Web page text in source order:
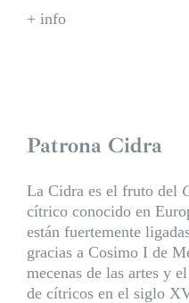
+ info
Patrona Cidra
La Cidra es el fruto del
cítrico conocido en
están fuertemente
gracias a Cosimo I de
mecenas de las artes y
de cítricos en el siglo